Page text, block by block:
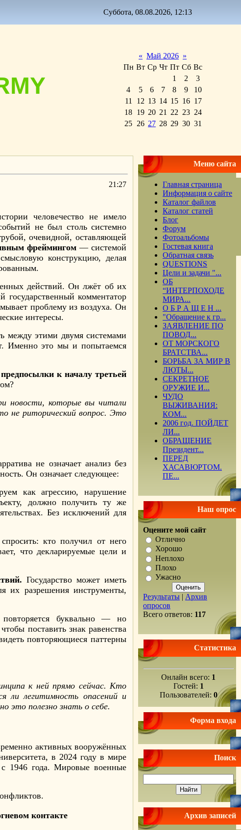
Суббота, 08.08.2026, 12:13
« Май 2026 »
Пн Вт Ср Чт Пт Сб Вс
1
2
3
4
5 6 7 8 9
10
11
12 13 14 15 16 17
18 19 20 21 22 23 24
25 26 27 28 29 30 31
21:27
человечество не имело
не был столь системно
очевидной, оставляющей
фреймингом — системой
конструкцию, делая
действий. Он лжёт об их
государственный комментатор
проблему из воздуха. Он
интересы.
между этими двумя системами
Именно это мы и попытаемся
к началу третьей
новости, которые вы читали
не риторический вопрос. Это
не означает анализ без
Он означает следующее:
как агрессию, нарушение
должно получить ту же
Без исключений для
кто получил от него
что декларируемые цели и
Государство может иметь
их разрешения инструменты,
буквально — но
поставить знак равенства
повторяющиеся паттерны
к ней прямо сейчас. Кто
ли легитимность опасений и
это полезно знать о себе.
активных вооружённых
в 2024 году в мире
1946 года. Мировые военные
контакте
Меню сайта
Главная страница
Информация о сайте
Каталог файлов
Каталог статей
Блог
Форум
Фотоальбомы
Гостевая книга
Обратная связь
QUESTIONS
Цели и задачи "...
ОБ
“ИНТЕРПОХОДЕ
МИРА...
О Б Р А Щ Е Н ...
"Обращение к гр...
ЗАЯВЛЕНИЕ ПО
ПОВОД...
ОТ МОРСКОГО
БРАТСТВА...
БОРЬБА ЗА МИР В
ЛЮТЫ...
СЕКРЕТНОЕ
ОРУЖИЕ И...
ЧУДО
ВЫЖИВАНИЯ:
КОМ...
2006 год. ПОЙДЕТ
ЛИ...
ОБРАЩЕНИЕ
Президент...
ПЕРЕД
ХАСАВЮРТОМ.
ПЕ...
Наш опрос
Оцените мой сайт
Отлично
Хорошо
Неплохо
Плохо
Ужасно
Результаты | Архив
опросов
Всего ответов: 117
Статистика
Онлайн всего: 1
Гостей: 1
Пользователей: 0
Форма входа
Поиск
Архив записей